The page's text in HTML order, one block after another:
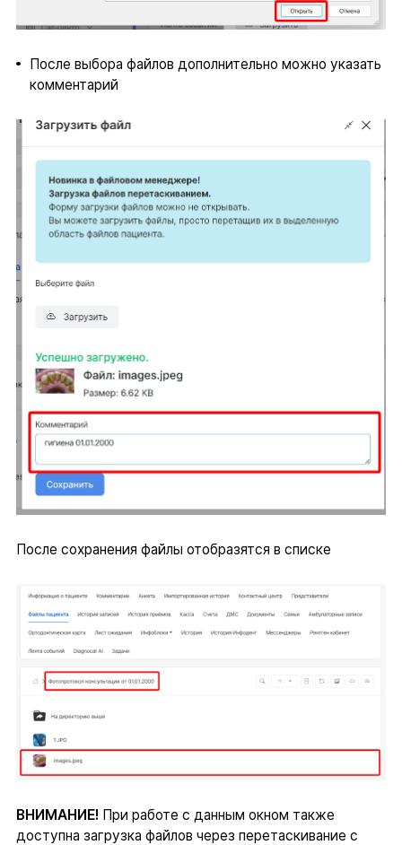
После выбора файлов дополнительно можно указать
комментарий
После сохранения файлы отобразятся в списке
ВНИМАНИЕ! При работе с данным окном также
доступна загрузка файлов через перетаскивание с